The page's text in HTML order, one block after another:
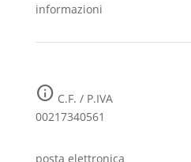
informazioni
info C.F. / P.IVA
00217340561
posta elettronica